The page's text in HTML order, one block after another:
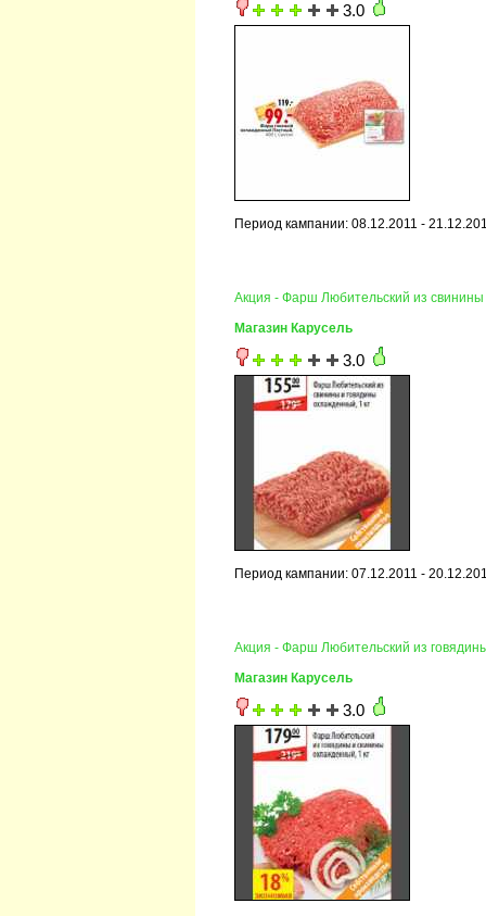
3.0
Период кампании: 08.12.2011 -
Акция - Фарш Любительский из свинины
Магазин Карусель
3.0
Период кампании: 07.12.2011 -
Акция - Фарш Любительский из
Магазин Карусель
3.0